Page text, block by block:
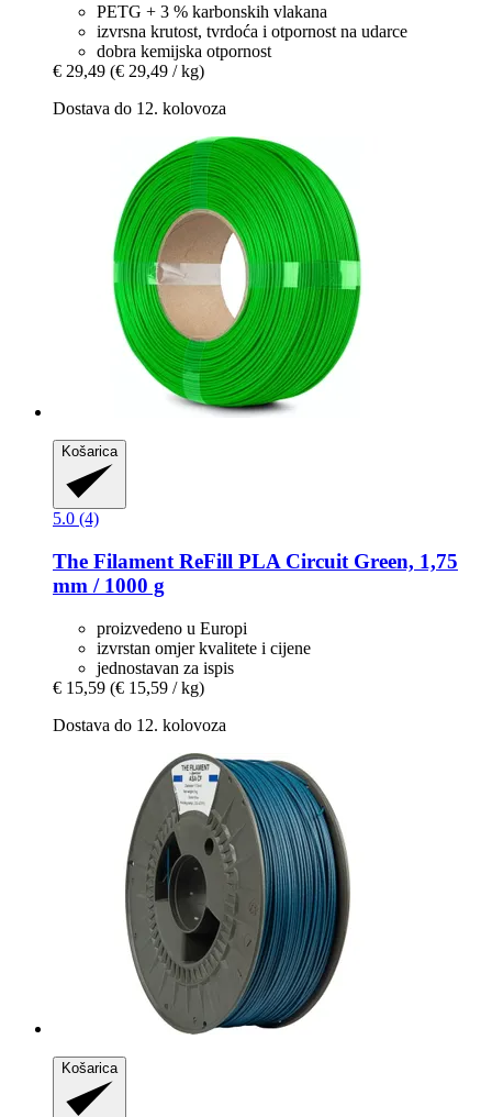
PETG + 3 % karbonskih vlakana
izvrsna krutost, tvrdoća i otpornost na udarce
dobra kemijska otpornost
€ 29,49 (€ 29,49 / kg)
Dostava do 12. kolovoza
Košarica
5.0 (4)
The Filament ReFill PLA Circuit Green, 1,75
mm / 1000 g
proizvedeno u Europi
izvrstan omjer kvalitete i cijene
jednostavan za ispis
€ 15,59 (€ 15,59 / kg)
Dostava do 12. kolovoza
Košarica